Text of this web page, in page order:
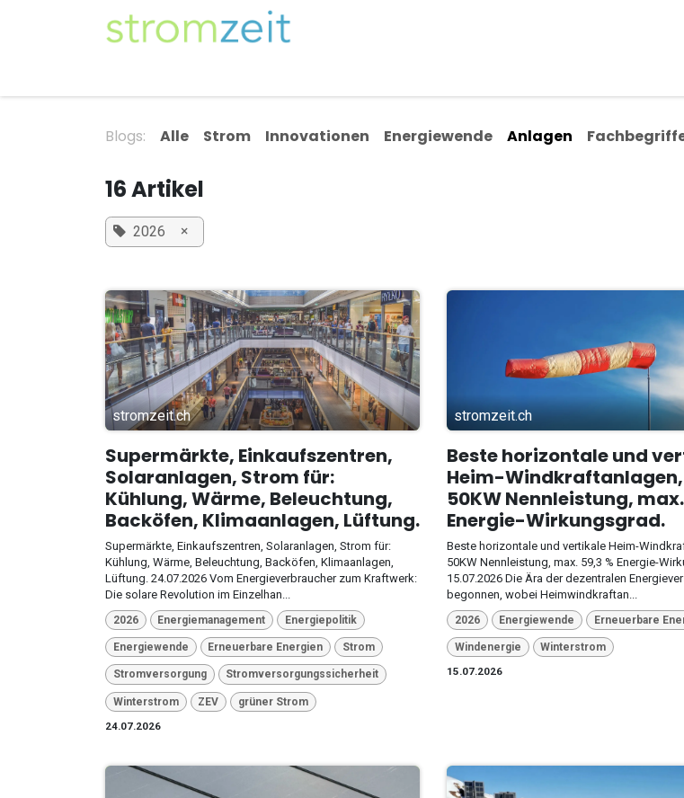
Zum Inhalt springen
Blogs: Alle Strom Innovationen Energiewende Anlagen
16 Artikel
2026 ×
stromzeit.ch
Supermärkte, Einkaufszentren,
Solaranlagen, Strom für:
Kühlung, Wärme, Beleuchtung,
Backöfen, Klimaanlagen, Lüftung.
Supermärkte, Einkaufszentren, Solaranlagen, Strom für:
Kühlung, Wärme, Beleuchtung, Backöfen, Klimaanlagen,
Lüftung. 24.07.2026 Vom Energieverbraucher zum Kraftwerk:
Die solare Revolution im Einzelhan...
2026 Energiemanagement Energiepolitik
Energiewende Erneuerbare Energien Strom
Stromversorgung Stromversorgungssicherheit
Winterstrom ZEV
grüner Strom
24.07.2026
stromzeit.ch
Beste horizontale und
Heim-
50KW Nennleistung, max.
Energie-Wirkungsgrad.
Beste horizontale und vertikale Heim-
50KW Nennleistung, max. 59,3 % Energie-
15.07.2026 Die Ära der dezentralen
begonnen, wobei Heimwindkraftan...
2026 Energiewende Erneuerbare
Windenergie
Winterstrom
15.07.2026